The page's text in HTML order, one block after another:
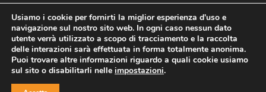
Home Statuto e bilancio
Contatti
Privacy
Cookie Child Protection Policy
Copyright © 2021 AddioPizzo | Tutti i diritti riservati | Sede
Usiamo i cookie per fornirti la miglior esperienza d'uso e
navigazione sul nostro sito web. In ogni caso nessun dato
utente verrà utilizzato a scopo di tracciamento e la raccolta
delle interazioni sarà effettuata in forma totalmente anonima.
Puoi trovare altre informazioni riguardo a quali cookie usiamo
sul sito o disabilitarli nelle impostazioni.